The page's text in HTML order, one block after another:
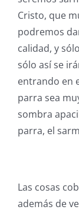
Cristo, que
podremos
calidad, y
sólo así se
entrando en
parra sea
sombra
parra, el
Las cosas
además de